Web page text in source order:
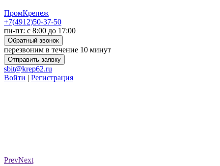
ПромКрепеж
+7(4912)50-37-50
пн-пт: с 8:00 до 17:00
Обратный звонок
перезвоним в течение 10 минут
Отправить заявку
sbit@krep62.ru
Войти | Регистрация
PrevNext